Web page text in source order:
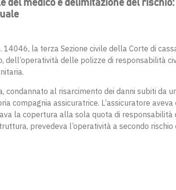
del medico e delimitazione del
14046, la terza Sezione civile della Corte di
dell’operatività delle polizze di responsabilità
condannato al risarcimento dei danni subiti da
compagnia assicuratrice. L’assicuratore
la copertura alla sola quota di responsabilità
prevedeva l’operatività a secondo rischio